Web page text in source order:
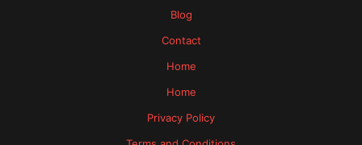
Blog
Contact
Home
Home
Privacy Policy